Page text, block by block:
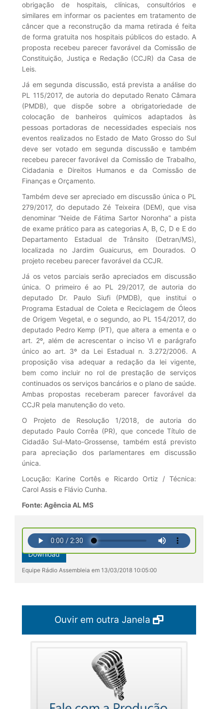
obrigação de hospitais, clínicas, consultórios e
similares em informar os pacientes em tratamento de
câncer que a reconstrução da mama retirada é feita
de forma gratuita nos hospitais públicos do estado. A
proposta recebeu parecer favorável da Comissão de
Constituição, Justiça e Redação (CCJR) da Casa de
Leis.
Já em segunda discussão, está prevista a análise do
PL 115/2017, de autoria do deputado Renato Câmara
(PMDB), que dispõe sobre a obrigatoriedade de
colocação de banheiros químicos adaptados às
pessoas portadoras de necessidades especiais nos
eventos realizados no Estado de Mato Grosso do Sul
deve ser votado em segunda discussão e também
recebeu parecer favorável da Comissão de Trabalho,
Cidadania e Direitos Humanos e da Comissão de
Finanças e Orçamento.
Também deve ser apreciado em discussão única o PL
279/2017, do deputado Zé Teixeira (DEM), que visa
denominar “Neide de Fátima Sartor Noronha” a pista
de exame prático para as categorias A, B, C, D e E do
Departamento Estadual de Trânsito (Detran/MS),
localizada no Jardim Guaicurus, em Dourados. O
projeto recebeu parecer favorável da CCJR.
Já os vetos parciais serão apreciados em discussão
única. O primeiro é ao PL 29/2017, de autoria do
deputado Dr. Paulo Siufi (PMDB), que institui o
Programa Estadual de Coleta e Reciclagem de Óleos
de Origem Vegetal, e o segundo, ao PL 154/2017, do
deputado Pedro Kemp (PT), que altera a ementa e o
art. 2º, além de acrescentar o inciso VI e parágrafo
único ao art. 3º da Lei Estadual n. 3.272/2006. A
proposição visa adequar a redação da lei vigente,
bem como incluir no rol de prestação de serviços
continuados os serviços bancários e o plano de saúde.
Ambas propostas receberam parecer favorável da
CCJR pela manutenção do veto.
O Projeto de Resolução 1/2018, de autoria do
deputado Paulo Corrêa (PR), que concede Título de
Cidadão Sul-Mato-Grossense, também está previsto
para apreciação dos parlamentares em discussão
única.
Locução: Karine Cortês e Ricardo Ortiz / Técnica:
Carol Assis e Flávio Cunha.
Fonte: Agência AL MS
Download
Equipe Rádio Assembleia em 13/03/2018 10:05:00
Ouvir em outra Janela